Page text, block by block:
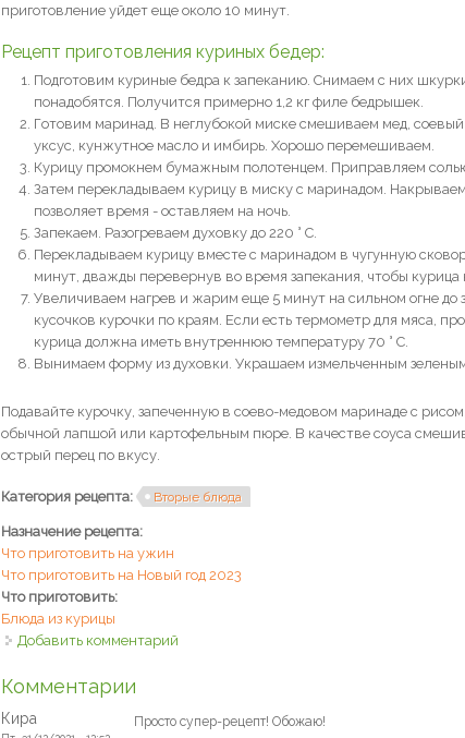
приготовление уйдет еще около 10 минут.
Рецепт приготовления куриных бедер:
Подготовим куриные бедра к запеканию. Снимаем с них
понадобятся. Получится примерно 1,2 кг филе бедрышек.
Готовим маринад. В неглубокой миске смешиваем мед, соевый
уксус, кунжутное масло и имбирь. Хорошо перемешиваем.
Курицу промокнем бумажным полотенцем. Приправляем
Затем перекладываем курицу в миску с маринадом.
позволяет время - оставляем на ночь.
Запекаем. Разогреваем духовку до 220 ° С.
Перекладываем курицу вместе с маринадом в чугунную
минут, дважды перевернув во время запекания, чтобы курица
Увеличиваем нагрев и жарим еще 5 минут на сильном огне до
кусочков курочки по краям. Если есть термометр для мяса,
курица должна иметь внутреннюю температуру 70 ° C.
Вынимаем форму из духовки. Украшаем измельченным
Подавайте курочку, запеченную в соево-медовом маринаде с
обычной лапшой или картофельным пюре. В качестве соуса
острый перец по вкусу.
Категория рецепта: Вторые блюда
Назначение рецепта:
Что приготовить на ужин
Что приготовить на Новый год 2023
Что приготовить:
Блюда из курицы
Добавить комментарий
Комментарии
Кира Просто супер-рецепт! Обожаю!